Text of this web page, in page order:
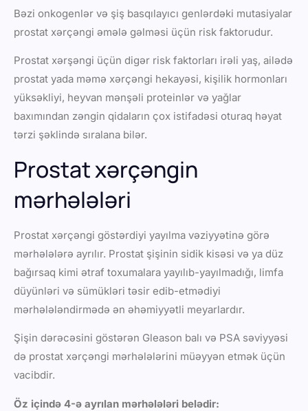
Bəzi onkogenlər və şiş basqılayıcı genlərdəki mutasiyalar
prostat xərçəngi əmələ gəlməsi üçün risk faktorudur.
Prostat xərşəngi üçün digər risk faktorları irəli yaş, ailədə
prostat yada məmə xərçəngi hekayəsi, kişilik hormonları
yüksəkliyi, heyvan mənşəli proteinlər və yağlar
baxımından zəngin qidaların çox istifadəsi oturaq həyat
tərzi şəklində sıralana bilər.
Prostat xərçəngin
mərhələləri
Prostat xərçəngi göstərdiyi yayılma vəziyyətinə görə
mərhələlərə ayrılır. Prostat şişinin sidik kisəsi və ya düz
bağırsaq kimi ətraf toxumalara yayılıb-yayılmadığı, limfa
düyünləri və sümükləri təsir edib-etmədiyi
mərhələləndirmədə ən əhəmiyyətli meyarlardır.
Şişin dərəcəsini göstərən Gleason balı və PSA səviyyəsi
də prostat xərçəngi mərhələlərini müəyyən etmək üçün
vacibdir.
Öz içində 4-ə ayrılan mərhələləri belədir: